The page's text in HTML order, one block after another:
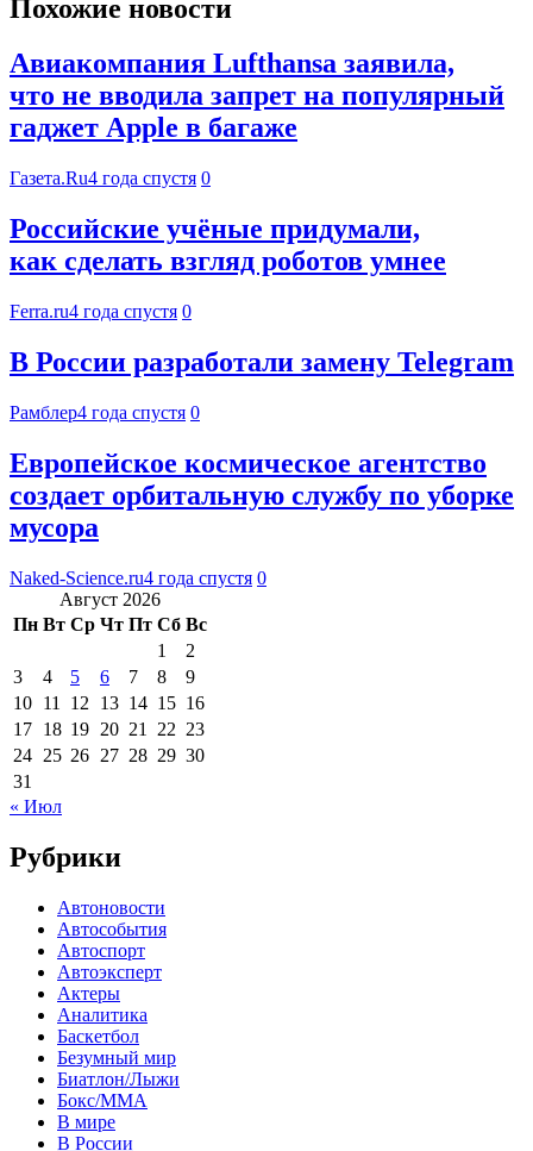
Похожие новости
Авиакомпания Lufthansa заявила,
что не вводила запрет на популярный
гаджет Apple в багаже
Газета.Ru4 года спустя 0
Российские учёные придумали,
как сделать взгляд роботов умнее
Ferra.ru4 года спустя 0
В России разработали замену Telegram
Рамблер4 года спустя 0
Европейское космическое агентство
создает орбитальную службу по уборке
мусора
Naked-Science.ru4 года спустя 0
Август 2026
Пн Вт Ср Чт Пт Сб Вс
1
2
3
4 5 6 7 8
9
10 11 12 13 14 15 16
17 18 19 20 21 22 23
24 25 26 27 28 29 30
31
« Июл
Рубрики
Автоновости
Автособытия
Автоспорт
Автоэксперт
Актеры
Аналитика
Баскетбол
Безумный мир
Биатлон/Лыжи
Бокс/MMA
В мире
В России